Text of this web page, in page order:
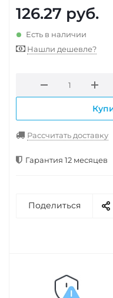
126.27 руб.
Есть в наличии
Нашли дешевле?
Рассчитать доставку
Гарантия 12 месяцев
Поделиться